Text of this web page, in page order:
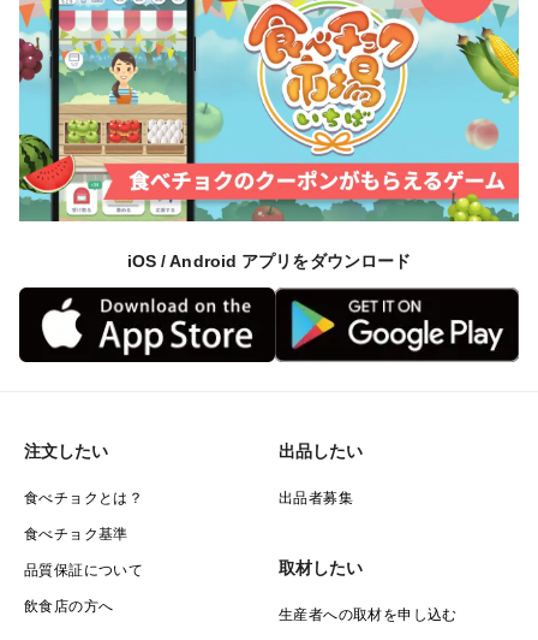
【販売期間】
①９月〜10月
「新れんこん」はみずみずしくシャキシャキしていま
す。
サラダやキンピラがおすすめです。
だんだんもちっとした食感になります。
冬越ししてもっちりなれんこんになります。
時期によって変化する食感や味を楽しんでください。
: : : : : : : : : : : : : : : : : : : : : : : : : : : : : :
ご準備でき次第なるべく早く発送致します。
■お日にち指定はできませんが「◯日だけは避けてほし
い」などの
iOS / Android アプリをダウンロード
注文したい
食べチョクとは？
食べチョク基準
品質保証について
飲食店の方へ
出品したい
出品者募集
取材したい
生産者への取材を申し込む